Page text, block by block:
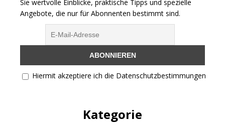
Sie wertvolle Einblicke, praktische Tipps und spezielle
Angebote, die nur für Abonnenten bestimmt sind.
Hiermit akzeptiere ich die Datenschutzbestimmungen
Kategorie